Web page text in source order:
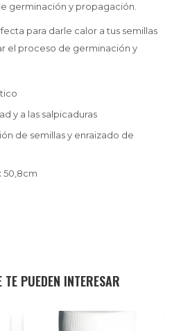
germinación y propagación.
para darle calor a tus semillas
el proceso de germinación y
y a las salpicaduras
de semillas y enraizado de
50,8cm
PUEDEN INTERESAR